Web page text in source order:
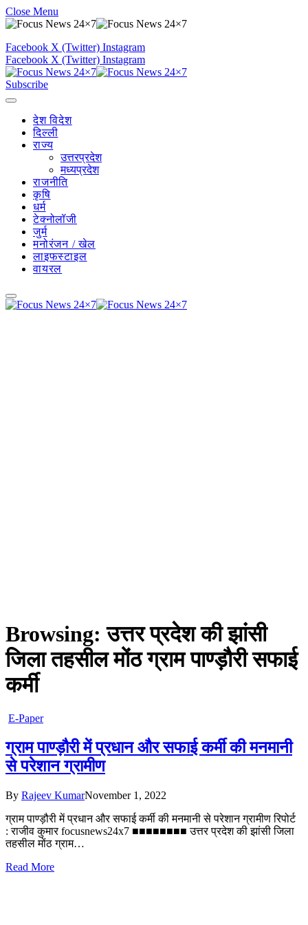
Close Menu
Facebook X (Twitter) Instagram
Facebook X (Twitter) Instagram
Subscribe
देश विदेश
दिल्ली
राज्य
उत्तरप्रदेश
मध्यप्रदेश
राजनीति
कृषि
धर्म
टेक्नोलॉजी
जुर्म
मनोरंजन / खेल
लाइफस्टाइल
वायरल
Browsing:उत्तर प्रदेश की झांसी
जिला तहसील मोंठ ग्राम पाण्ड़ौरी सफाई
कर्मी
E-Paper
ग्राम पाण्ड़ौरी में प्रधान और सफाई कर्मी की मनमानी
से परेशान ग्रामीण
By Rajeev KumarNovember 1, 2022
ग्राम पाण्ड़ौरी में प्रधान और सफाई कर्मी की मनमानी से परेशान ग्रामीण रिपोर्ट
: राजीव कुमार focusnews24x7 ■■■■■■■■ उत्तर प्रदेश की झांसी जिला
तहसील मोंठ ग्राम…
Read More